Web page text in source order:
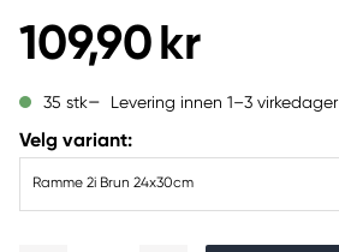
109,90 kr
35 stk Levering innen 1–3 virkedager
Velg variant:
Ramme 2i Brun 24x30cm